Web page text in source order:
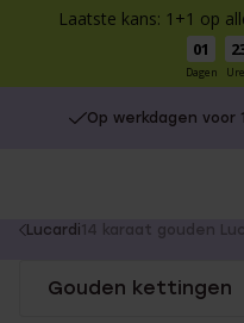
Laatste kans: 1+1 op
01
Dagen
Op werkdagen voor
You
here:
Lucardi14 karaat gouden
Gouden kettingen